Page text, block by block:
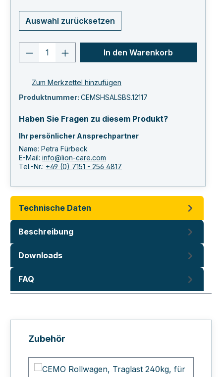
Auswahl zurücksetzen
Produkt Anzahl: Gib den
In den Warenkorb
Zum Merkzettel hinzufügen
Produktnummer: CEMSHSALSBS.12117
Haben Sie Fragen zu diesem Produkt?
Ihr persönlicher Ansprechpartner
Name: Petra Fürbeck
E-Mail: info@lion-care.com
Tel.-Nr.: +49 (0) 7151 - 256 4817
Technische Daten
Beschreibung
Downloads
FAQ
Produktgalerie überspringen
Zubehör